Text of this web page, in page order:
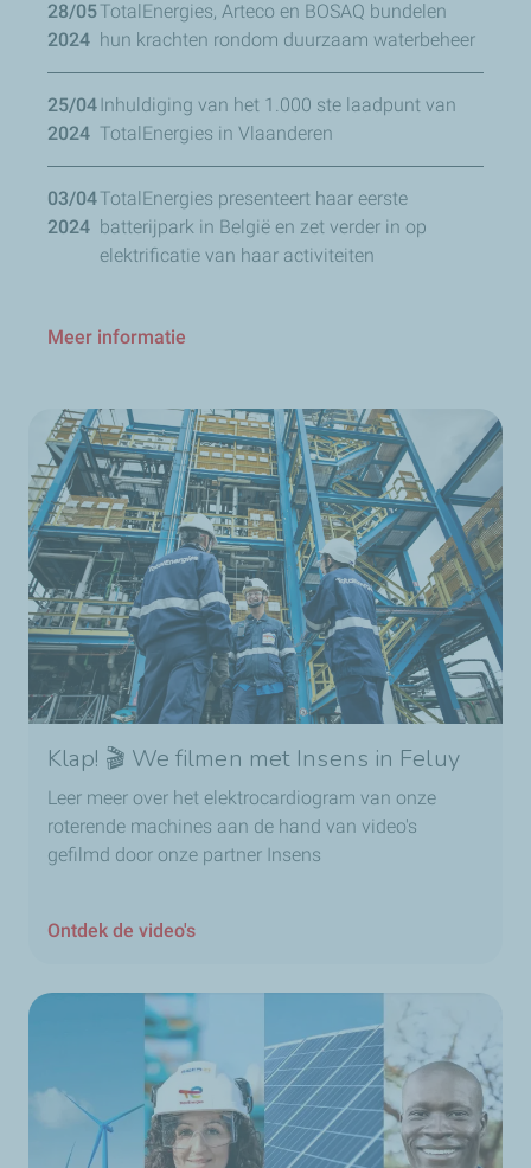
28/05
2024
TotalEnergies, Arteco en BOSAQ bundelen
hun krachten rondom duurzaam waterbeheer
25/04
2024
Inhuldiging van het 1.000 ste laadpunt van
TotalEnergies in Vlaanderen
03/04
2024
TotalEnergies presenteert haar eerste
batterijpark in België en zet verder in op
elektrificatie van haar activiteiten
Meer informatie
Klap! 🎬 We filmen met Insens in Feluy
Leer meer over het elektrocardiogram van onze
roterende machines aan de hand van video's
gefilmd door onze partner Insens
Ontdek de video's